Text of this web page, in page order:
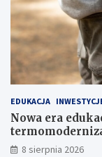
c
ł
e
r
d
z
i
n
e
ę
k
EDUKACJA
Nowa era
8 sierpnia 2026